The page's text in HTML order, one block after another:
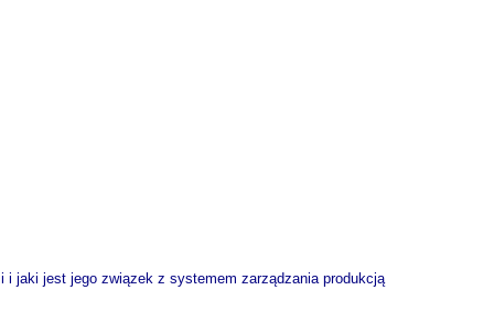
jaki jest jego związek z systemem zarządzania produkcją